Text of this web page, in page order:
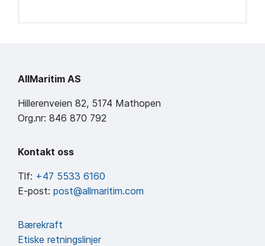
AllMaritim AS
Hillerenveien 82, 5174 Mathopen
Org.nr: 846 870 792
Kontakt oss
Tlf: +47 5533 6160
E-post: post@allmaritim.com
Bærekraft
Etiske retningslinjer